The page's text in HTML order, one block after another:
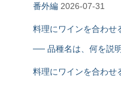
番外編 2026-07-31
料理にワインを合わせ
── 品種名は、何を説
料理にワインを合わせ